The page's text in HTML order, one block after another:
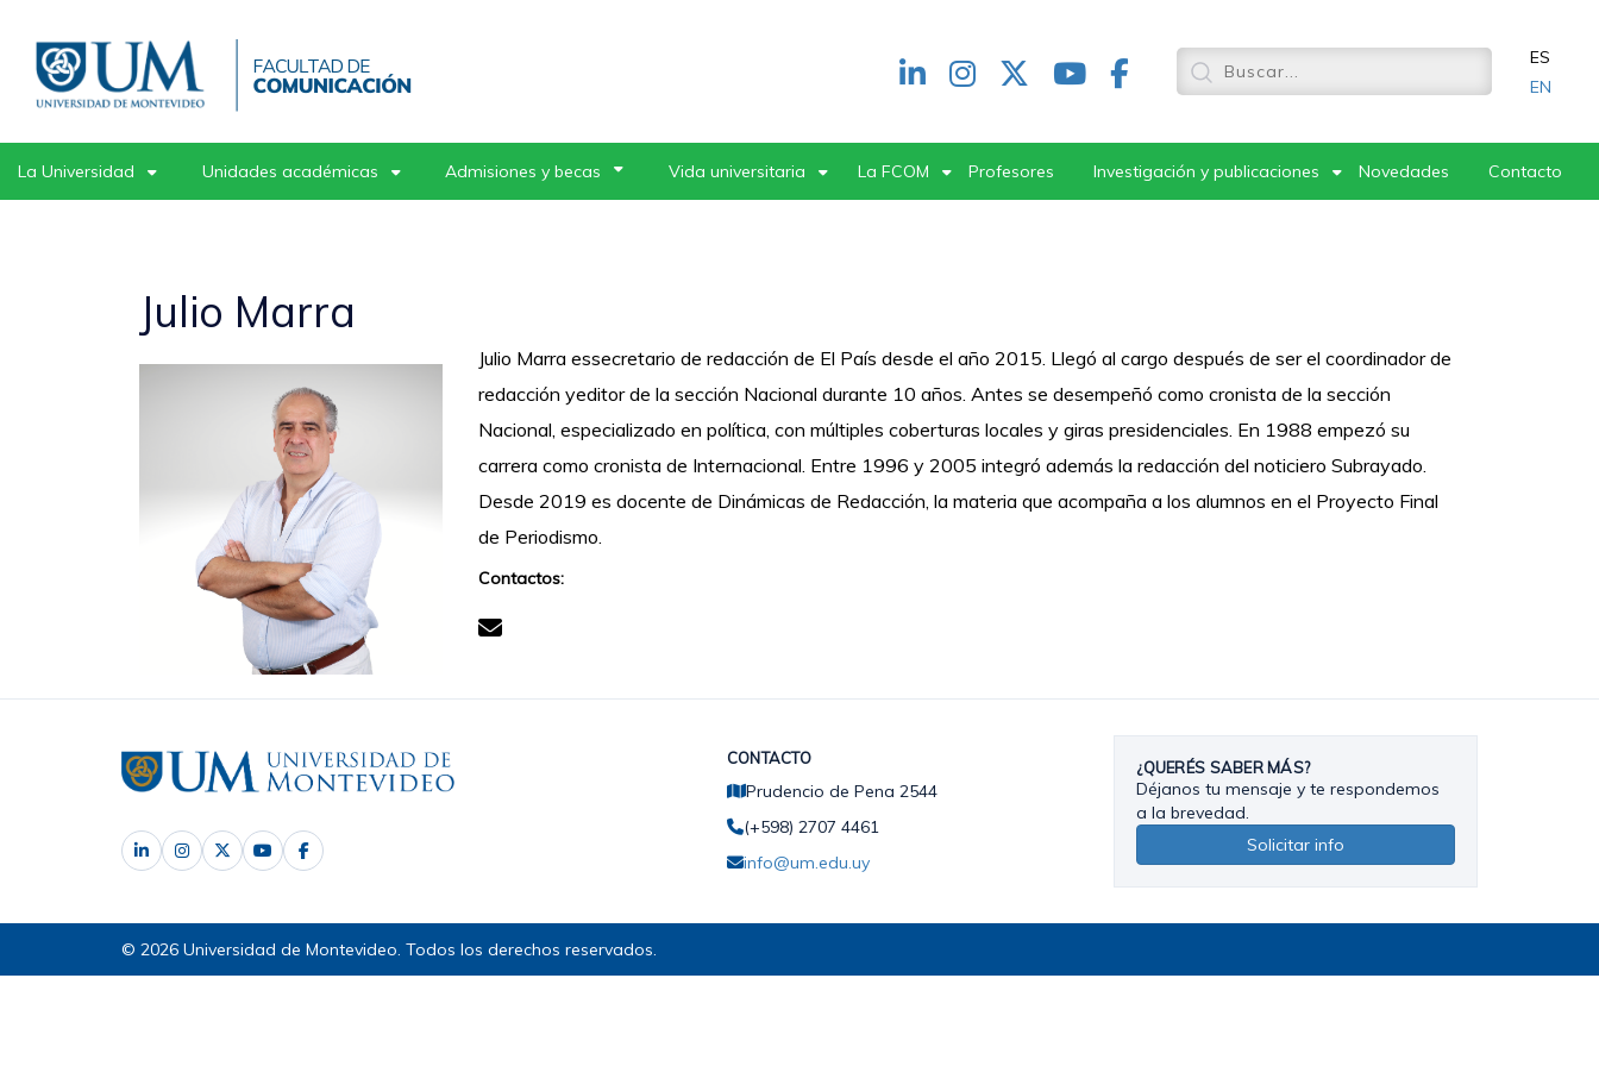
contenido
principal
Redes
header
ES
EN
La Universidad Unidades académicas Admisiones y becas Vida universitaria La FCOM Profesores Investigación y publicaciones Novedades Contacto
Julio Marra
Julio Marra essecretario de redacción de El País desde el año 2015. Llegó al cargo después de ser el coordinador de
redacción yeditor de la sección Nacional durante 10 años. Antes se desempeñó como cronista de la sección
Nacional, especializado en política, con múltiples coberturas locales y giras presidenciales. En 1988 empezó su
carrera como cronista de Internacional. Entre 1996 y 2005 integró además la redacción del noticiero Subrayado.
Desde 2019 es docente de Dinámicas de Redacción, la materia que acompaña a los alumnos en el Proyecto Final
de Periodismo.
Contactos:
CONTACTO
Prudencio de Pena 2544
(+598) 2707 4461
info@um.edu.uy
¿QUERÉS SABER MÁS?
Déjanos tu mensaje y te respondemos
a la brevedad.
Solicitar info
© 2026 Universidad de Montevideo. Todos los derechos reservados.